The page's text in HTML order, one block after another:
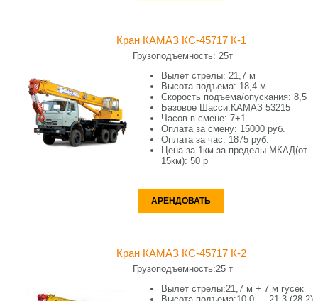
Кран КАМАЗ КС-45717 К-1
Грузоподъемность: 25т
Вылет стрелы: 21,7 м
Высота подъема: 18,4 м
Скорость подъема/опускания: 8,5
Базовое Шасси: КАМАЗ 53215
Часов в смене: 7+1
Оплата за смену: 15000 руб.
Оплата за час: 1875 руб.
Цена за 1км за пределы МКАД(от
15км): 50 р
АРЕНДОВАТЬ
Кран КАМАЗ КС-45717 К-2
Грузоподъемность:25 т
Вылет стрелы:21,7 м + 7 м гусек